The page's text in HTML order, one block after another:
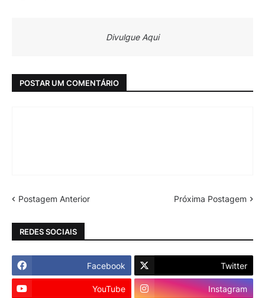
Divulgue Aqui
POSTAR UM COMENTÁRIO
Postagem Anterior Próxima Postagem
REDES SOCIAIS
Facebook Twitter
YouTube Instagram